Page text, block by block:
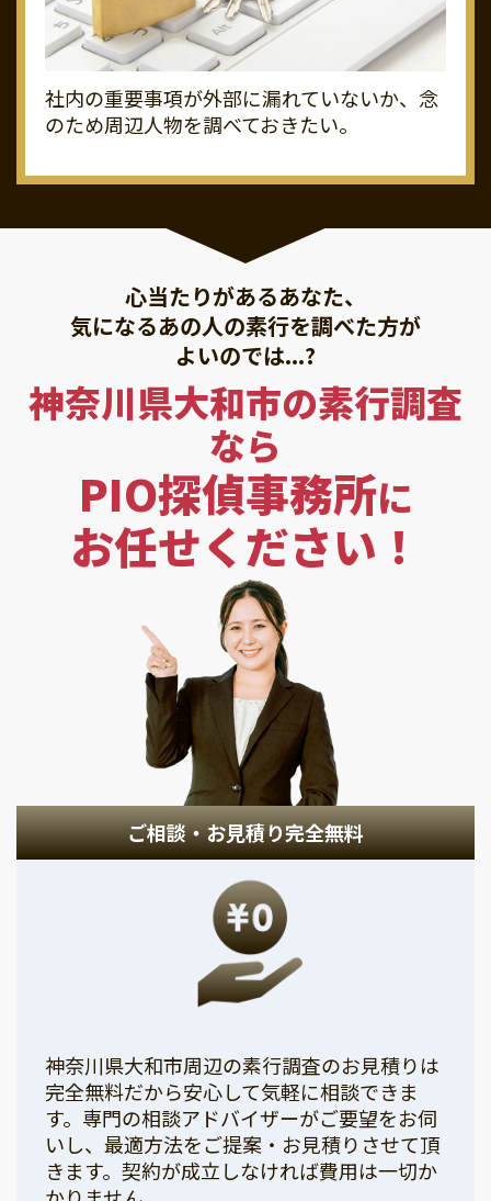
社内の重要事項が外部に漏れていないか、念
のため周辺人物を調べておきたい。
心当たりがあるあなた、
気になるあの人の素行を調べた方が
よいのでは...?
神奈川県大和市の素行調査
なら
PIO探偵事務所に
お任せください！
ご相談・お見積り完全無料
神奈川県大和市周辺の素行調査のお見積りは
完全無料だから安心して気軽に相談できま
す。専門の相談アドバイザーがご要望をお伺
いし、最適方法をご提案・お見積りさせて頂
きます。契約が成立しなければ費用は一切か